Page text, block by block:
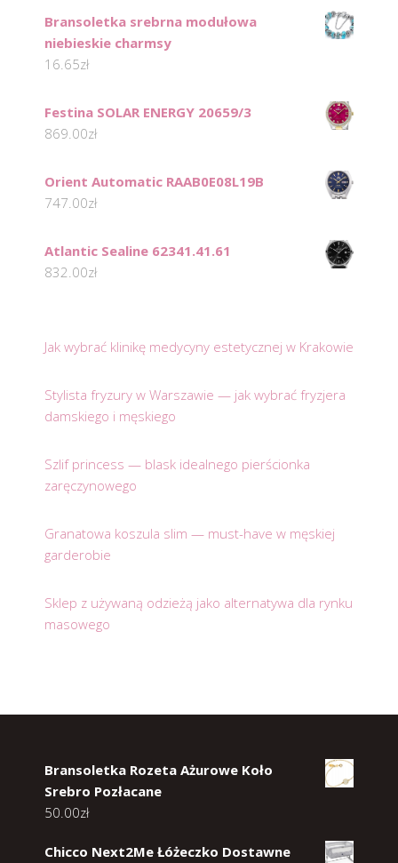
Bransoletka srebrna modułowa
niebieskie charmsy
16.65zł
Festina SOLAR ENERGY 20659/3
869.00zł
Orient Automatic RAAB0E08L19B
747.00zł
Atlantic Sealine 62341.41.61
832.00zł
Jak wybrać klinikę medycyny estetycznej w Krakowie
Stylista fryzury w Warszawie — jak wybrać fryzjera
damskiego i męskiego
Szlif princess — blask idealnego pierścionka
zaręczynowego
Granatowa koszula slim — must-have w męskiej
garderobie
Sklep z używaną odzieżą jako alternatywa dla rynku
masowego
Bransoletka Rozeta Ażurowe Koło
Srebro Pozłacane
50.00zł
Chicco Next2Me Łóżeczko Dostawne